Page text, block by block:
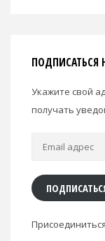
ПОДПИСАТЬСЯ
Укажите свой
получать
Email